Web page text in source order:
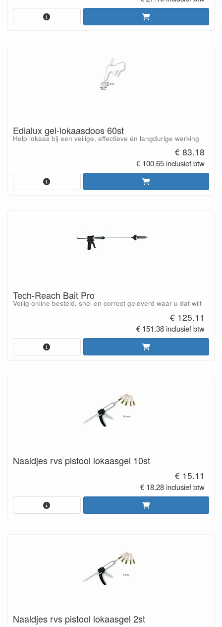
Edialux gel-lokaasdoos 60st
Help lokaas bij een veilige, effectieve én langdurige werking
€ 83.18
€ 100.65 inclusief btw
Tech-Reach Bait Pro
Veilig online besteld, snel en correct geleverd waar u dat wilt
€ 125.11
€ 151.38 inclusief btw
Naaldjes rvs pistool lokaasgel 10st
€ 15.11
€ 18.28 inclusief btw
Naaldjes rvs pistool lokaasgel 2st